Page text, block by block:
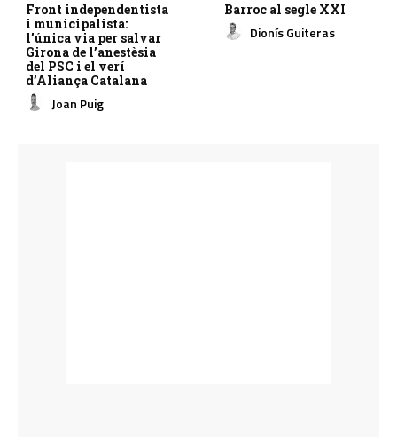
Front independentista
i municipalista:
l’única via per salvar
Girona de l’anestèsia
del PSC i el verí
d’Aliança Catalana
Joan Puig
Barroc al segle XXI
Dionís Guiteras